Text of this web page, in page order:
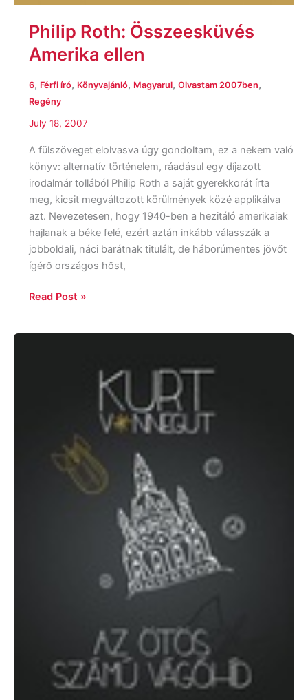
Philip Roth: Összeesküvés
Amerika ellen
6, Férfi író, Könyvajánló, Magyarul, Olvastam 2007ben,
Regény
July 18, 2007
A fülszöveget elolvasva úgy gondoltam, ez a nekem való
könyv: alternatív történelem, ráadásul egy díjazott
irodalmár tollából Philip Roth a saját gyerekkorát írta
meg, kicsit megváltozott körülmények közé applikálva
azt. Nevezetesen, hogy 1940-ben a hezitáló amerikaiak
hajlanak a béke felé, ezért aztán inkább válasszák a
jobboldali, náci barátnak titulált, de háborúmentes jövőt
ígérő országos hőst,
Read Post »